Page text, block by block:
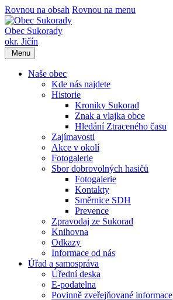
Rovnou na obsah Rovnou na menu
Obec Sukorady
okr. Jičín
Menu
Naše obec
Kde nás najdete
Historie
Kroniky Sukorad
Znak a vlajka obce
Hledání Ztraceného času
Zajímavosti
Akce v okolí
Fotogalerie
Sbor dobrovolných hasičů
Fotogalerie
Kontakty
Směrnice SDH
Prevence
Zpravodaj ze Sukorad
Knihovna
Odkazy
Informace od nás
Úřad a samospráva
Úřední deska
E-podatelna
Povinně zveřejňované informace